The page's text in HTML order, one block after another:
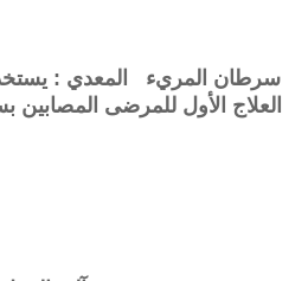
سرطان المريء المعدي :
العلاج الأول للمرضى المصابين